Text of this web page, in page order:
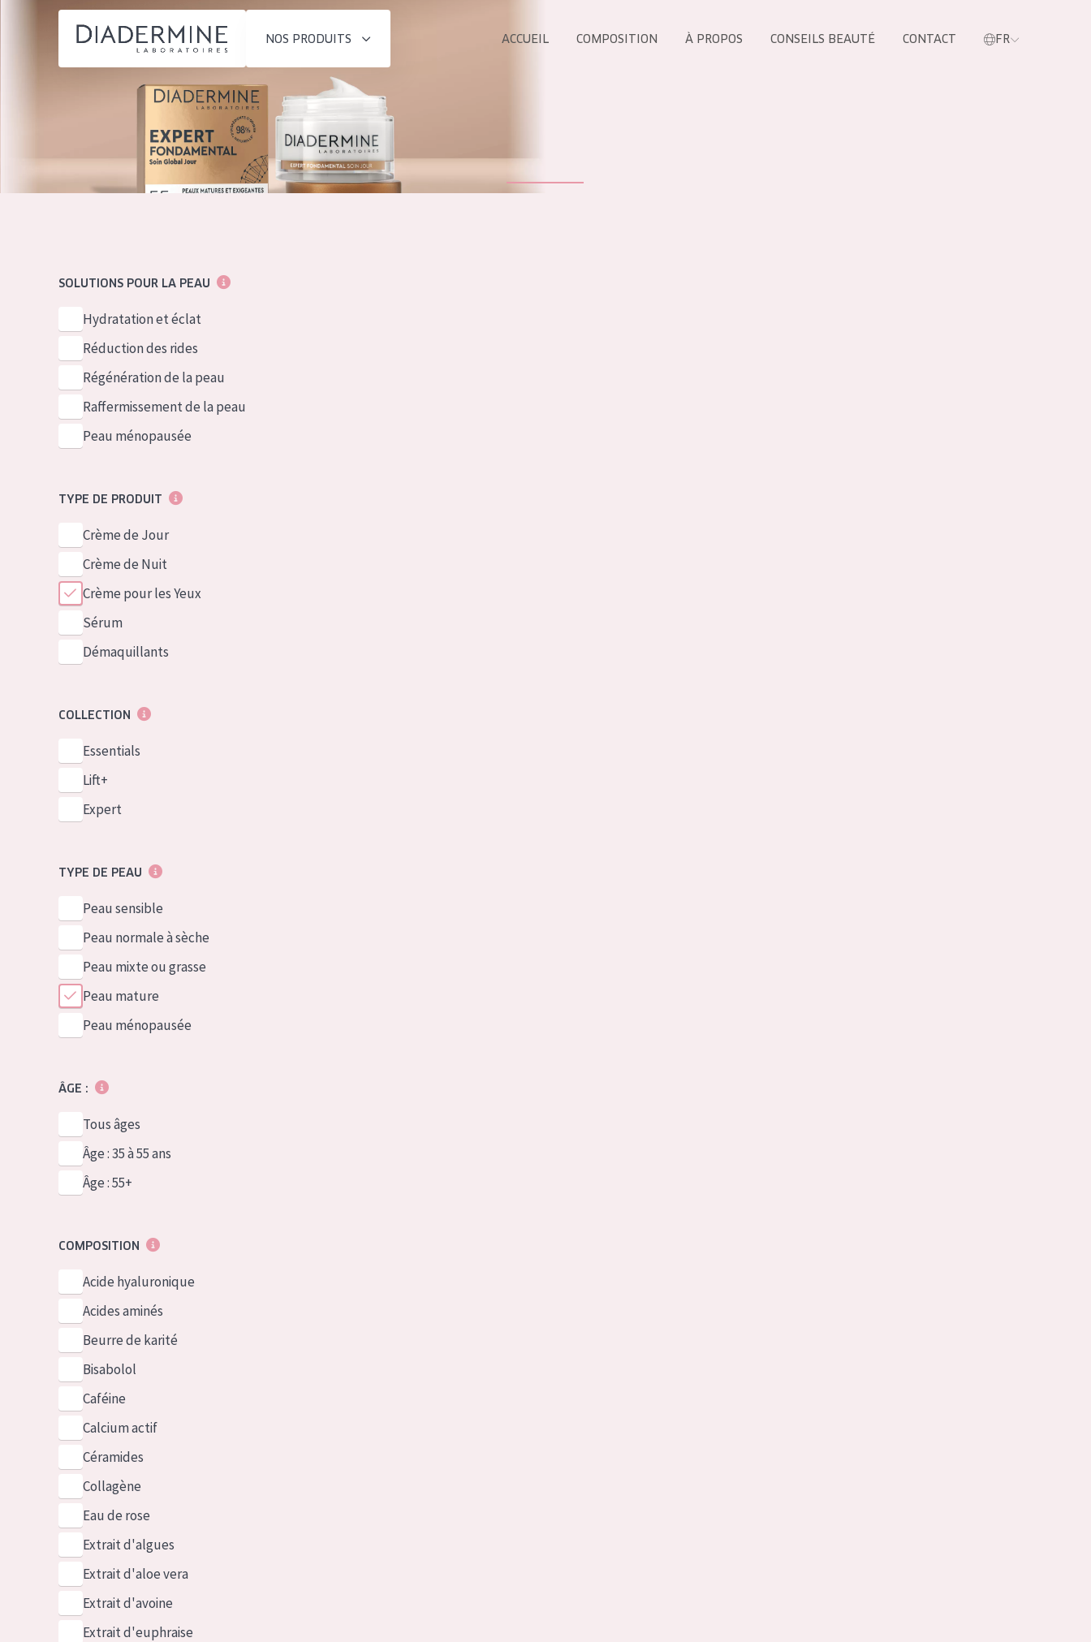
NOS PRODUITS
SOLUTIONS POUR LA PEAU
Hydratation et éclat
Réduction des rides
Peau ménopausée
TYPE DE PRODUIT
Crème de Jour
Crème de Nuit
ACCUEIL COMPOSITION À PROPOS CONSEILS BEAUTÉ CONTACT FR
À propos
SOLUTIONS POUR LA PEAU
Hydratation et éclat
Réduction des rides
Régénération de la peau
Raffermissement de la peau
Peau ménopausée
TYPE DE PRODUIT
Crème de Jour
Crème de Nuit
Crème pour les Yeux
Sérum
Démaquillants
COLLECTION
Essentials
Lift+
Expert
TYPE DE PEAU
Peau sensible
Peau normale à sèche
Peau mixte ou grasse
Peau mature
Peau ménopausée
ÂGE :
Tous âges
Âge : 35 à 55 ans
Âge : 55+
COMPOSITION
Acide hyaluronique
Acides aminés
Beurre de karité
Bisabolol
Caféine
Calcium actif
Céramides
Collagène
Eau de rose
Extrait d'algues
Extrait d'aloe vera
Extrait d'avoine
Extrait d'euphraise